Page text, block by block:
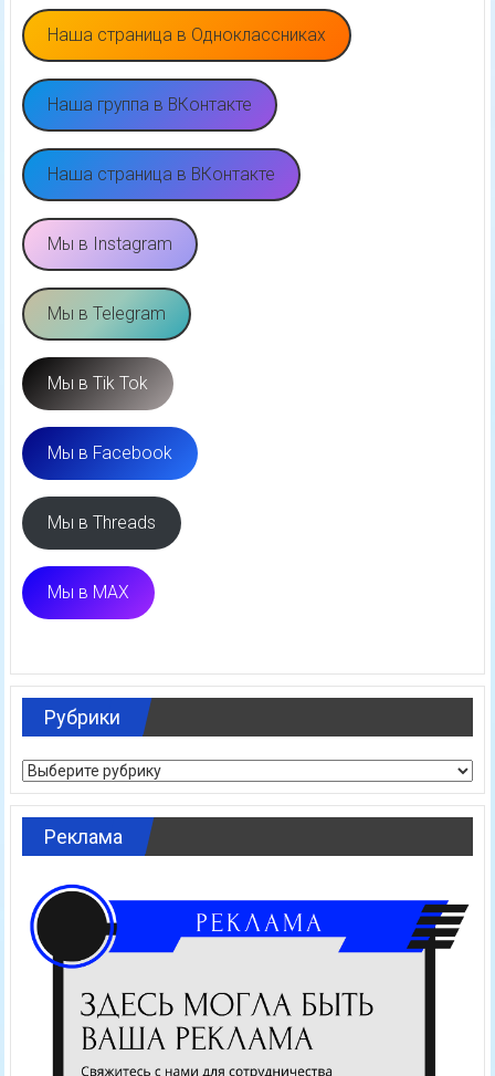
Наша страница в Одноклассниках
Наша группа в ВКонтакте
Наша страница в ВКонтакте
Мы в Instagram
Мы в Telegram
Мы в Tik Tok
Мы в Facebook
Мы в Threads
Мы в MAX
Рубрики
Рубрики
Реклама